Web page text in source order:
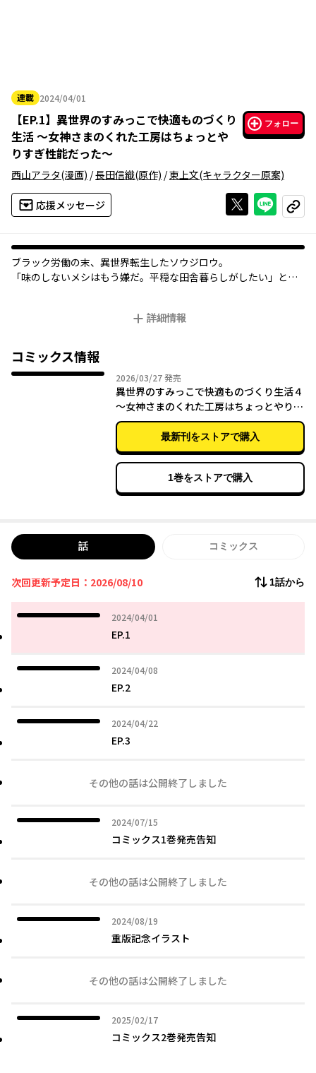
連載 2024/04/01
2024年04月01日
【EP.1】 異世界のすみっこで快適ものづくり
生活 ～女神さまのくれた工房はちょっとや
りすぎ性能だった～
フォロー
西山アラタ(漫画) /長田信織(原作) /東上文(キャラクター原案)
応援メッセージ Xで投稿する
ライン
コピー
ブラック労働の末、異世界転生したソウジロウ。
「味のしないメシはもう嫌だ。平穏な田舎暮らしがしたい」と願
加工できて、趣味のモノづくりに大活躍！
ライフがスタート！
神器で魔獣を瞬殺したり、エルフやモフモフなお隣さんができ
たり、たまにとんでもないチートなんじゃ、と思うけど……せっ
かく手に入れた二度目の人生を楽しもうか。
詳細情報
コミックス情報
2026/03/272026年03月27日
発売
異世界のすみっこで快適ものづくり生活４
～女神さまのくれた工房はちょっとやりす
ぎ性能だった～
最新刊をストアで購入
1巻をストアで購入
話 コミックス
次回更新予定日：2026/08/10 1話から
2024/04/01
2024年04月01日
EP.1
2024/04/08
2024年04月08日
EP.2
2024/04/22
2024年04月22日
EP.3
その他の話は公開終了しました
2024/07/15
2024年07月15日
コミックス1巻発売告知
その他の話は公開終了しました
2024/08/19
2024年08月19日
重版記念イラスト
その他の話は公開終了しました
2025/02/17
2025年02月17日
コミックス2巻発売告知